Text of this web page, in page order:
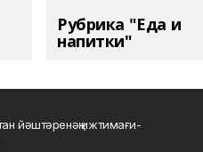
Рубрика "Еда и
напитки"
йәштәренәң ижтимағи-